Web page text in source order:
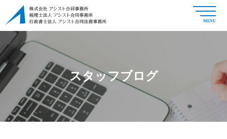
MENU
スタッフブログ